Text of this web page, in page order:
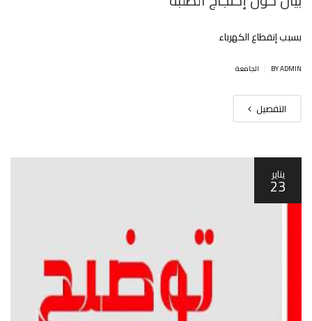
بسبب إنقطاع الكهرباء
BY ADMIN الجامعة
التفصيل
يناير
23